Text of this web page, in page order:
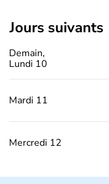
jours suivants
Demain,
Lundi 10
Mardi 11
Mercredi 12